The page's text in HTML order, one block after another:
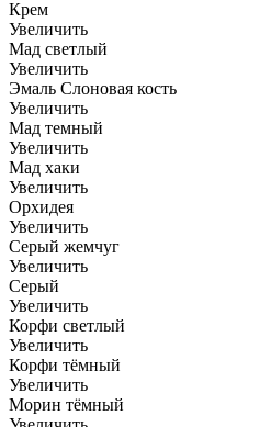
Крем
Увеличить
Мад светлый
Увеличить
Эмаль Слоновая кость
Увеличить
Мад темный
Увеличить
Мад хаки
Увеличить
Орхидея
Увеличить
Серый жемчуг
Увеличить
Серый
Увеличить
Корфи светлый
Увеличить
Корфи тёмный
Увеличить
Морин тёмный